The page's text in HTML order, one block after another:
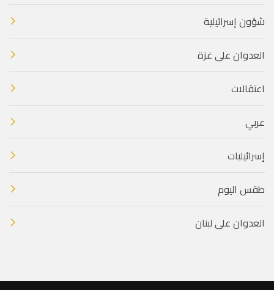
شؤون إسرائيلية
العدوان على غزة
اعتقالات
عربي
إسرائيليات
طقس اليوم
العدوان على لبنان